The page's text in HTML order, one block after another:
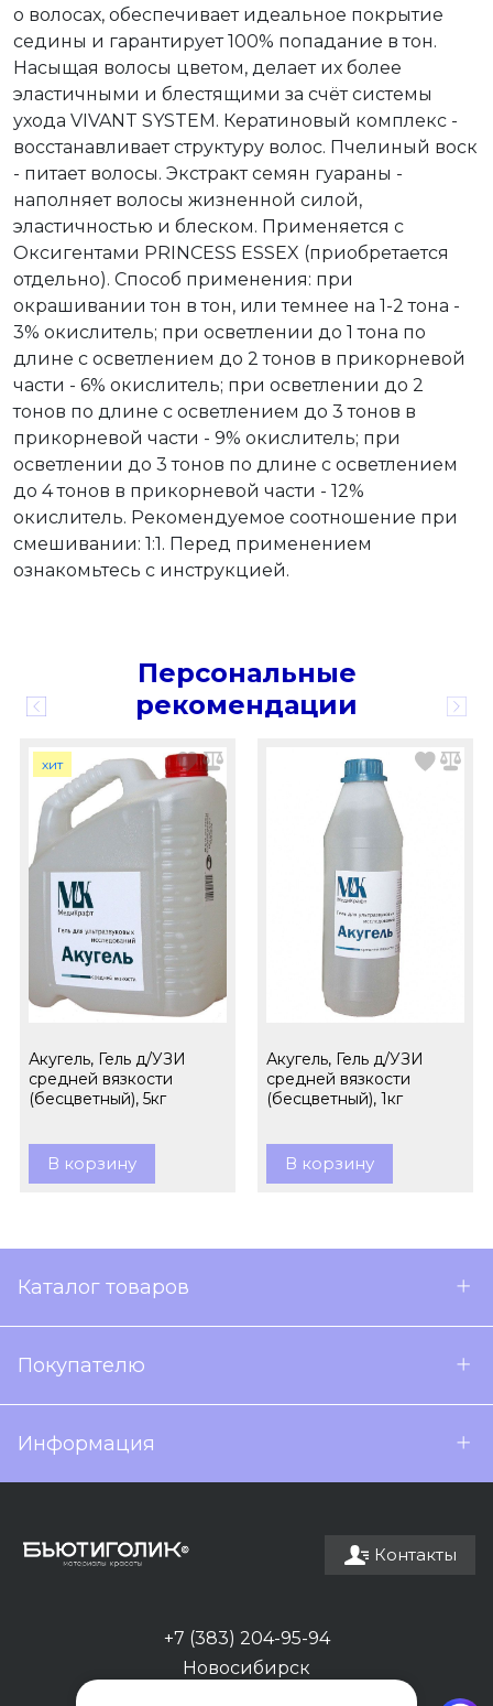
о волосах, обеспечивает идеальное покрытие
седины и гарантирует 100% попадание в тон.
Насыщая волосы цветом, делает их более
эластичными и блестящими за счёт системы
ухода VIVANT SYSTEM. Кератиновый комплекс -
восстанавливает структуру волос. Пчелиный воск
- питает волосы. Экстракт семян гуараны -
наполняет волосы жизненной силой,
эластичностью и блеском. Применяется с
Оксигентами PRINCESS ESSEX (приобретается
отдельно). Способ применения: при
окрашивании тон в тон, или темнее на 1-2 тона -
3% окислитель; при осветлении до 1 тона по
длине с осветлением до 2 тонов в прикорневой
части - 6% окислитель; при осветлении до 2
тонов по длине с осветлением до 3 тонов в
прикорневой части - 9% окислитель; при
осветлении до 3 тонов по длине с осветлением
до 4 тонов в прикорневой части - 12%
окислитель. Рекомендуемое соотношение при
смешивании: 1:1. Перед применением
ознакомьтесь с инструкцией.
Персональные
рекомендации
хит
Акугель, Гель д/УЗИ
средней вязкости
(бесцветный), 5кг
В корзину
Акугель, Гель д/УЗИ
средней вязкости
(бесцветный), 1кг
В корзину
Каталог товаров
Покупателю
Информация
Контакты
+7 (383) 204-95-94
Новосибирск